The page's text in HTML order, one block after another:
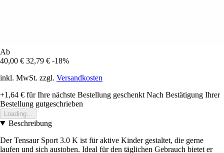
Ab
40,00 € 32,79 € -18%
inkl. MwSt. zzgl. Versandkosten
+1,64 € für Ihre nächste Bestellung geschenkt Nach Bestätigung Ihrer
Bestellung gutgeschrieben
Loading...
Beschreibung
Der Tensaur Sport 3.0 K ist für aktive Kinder gestaltet, die gerne
laufen und sich austoben. Ideal für den täglichen Gebrauch bietet er